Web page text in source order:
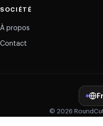
SOCIÉTÉ
À propos
Contact
© 2026